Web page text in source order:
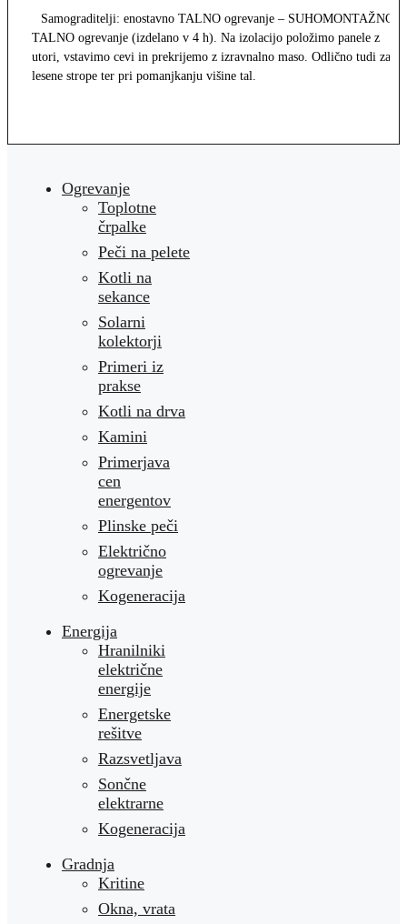
Samograditelji: enostavno TALNO ogrevanje – SUHOMONTAŽNO
TALNO ogrevanje (izdelano v 4 h). Na izolacijo položimo panele z
utori, vstavimo cevi in prekrijemo z izravnalno maso. Odlično tudi za
lesene strope ter pri pomanjkanju višine tal.
Ogrevanje
Toplotne
črpalke
Peči na pelete
Kotli na
sekance
Solarni
kolektorji
Primeri iz
prakse
Kotli na drva
Kamini
Primerjava
cen
energentov
Plinske peči
Električno
ogrevanje
Kogeneracija
Energija
Hranilniki
električne
energije
Energetske
rešitve
Razsvetljava
Sončne
elektrarne
Kogeneracija
Gradnja
Kritine
Okna, vrata